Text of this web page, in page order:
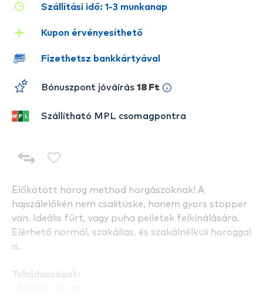
Előkötött horog method horgászoknak! A
hajszálelőkén nem csalitüske, hanem gyors stopper
van. Ideális fúrt, vagy puha pelletek felkínálására.
Elérhető normál, szakállas, és szakálnélküli horoggal
is.
Tulajdonságok:
Szállítási idő: 1-3 munkanap
Kupon érvényesíthető
Fizethetsz bankkártyával
Bónuszpont jóváírás 18 Ft
Szállítható MPL csomagpontra